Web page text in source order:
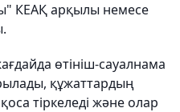
КЕАҚ арқылы немесе
өтініш-сауалнама
құжаттардың
тіркеледі және олар